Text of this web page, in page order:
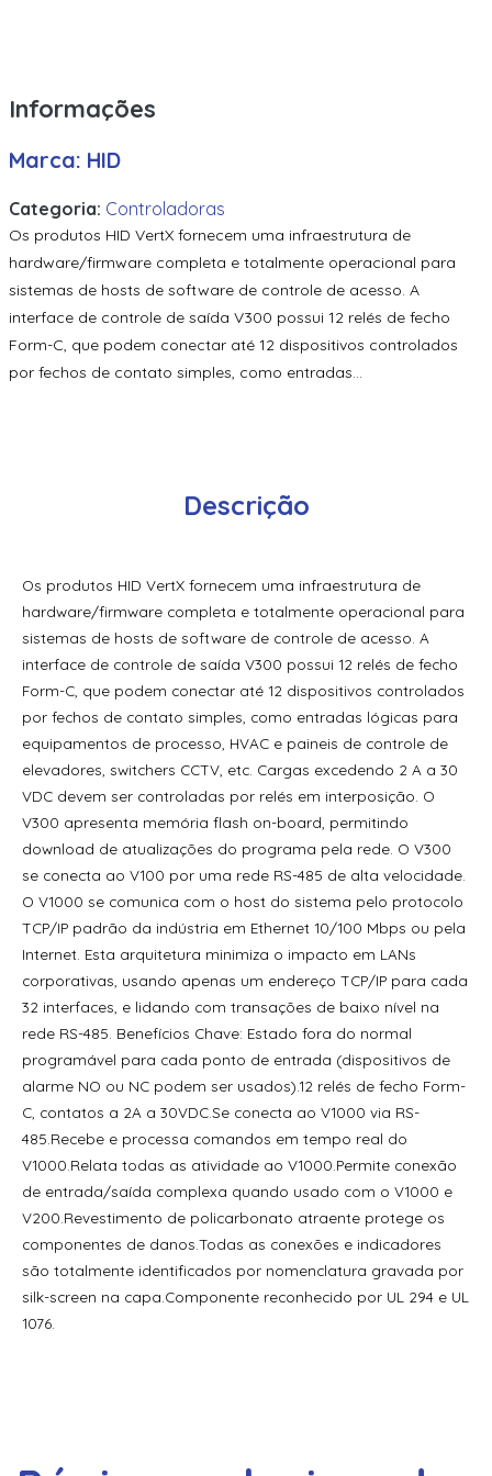
Informações
Marca: HID
Categoria: Controladoras
Os produtos HID VertX fornecem uma infraestrutura de
hardware/firmware completa e totalmente operacional para
sistemas de hosts de software de controle de acesso. A
interface de controle de saída V300 possui 12 relés de fecho
Form-C, que podem conectar até 12 dispositivos controlados
por fechos de contato simples, como entradas...
Descrição
Os produtos HID VertX fornecem uma infraestrutura de
hardware/firmware completa e totalmente operacional para
sistemas de hosts de software de controle de acesso. A
interface de controle de saída V300 possui 12 relés de fecho
Form-C, que podem conectar até 12 dispositivos controlados
por fechos de contato simples, como entradas lógicas para
equipamentos de processo, HVAC e paineis de controle de
elevadores, switchers CCTV, etc. Cargas excedendo 2 A a 30
VDC devem ser controladas por relés em interposição. O
V300 apresenta memória flash on-board, permitindo
download de atualizações do programa pela rede. O V300
se conecta ao V100 por uma rede RS-485 de alta velocidade.
O V1000 se comunica com o host do sistema pelo protocolo
TCP/IP padrão da indústria em Ethernet 10/100 Mbps ou pela
Internet. Esta arquitetura minimiza o impacto em LANs
corporativas, usando apenas um endereço TCP/IP para cada
32 interfaces, e lidando com transações de baixo nível na
rede RS-485. Benefícios Chave: Estado fora do normal
programável para cada ponto de entrada (dispositivos de
alarme NO ou NC podem ser usados).12 relés de fecho Form-
C, contatos a 2A a 30VDC.Se conecta ao V1000 via RS-
485.Recebe e processa comandos em tempo real do
V1000.Relata todas as atividade ao V1000.Permite conexão
de entrada/saída complexa quando usado com o V1000 e
V200.Revestimento de policarbonato atraente protege os
componentes de danos.Todas as conexões e indicadores
são totalmente identificados por nomenclatura gravada por
silk-screen na capa.Componente reconhecido por UL 294 e UL
1076.